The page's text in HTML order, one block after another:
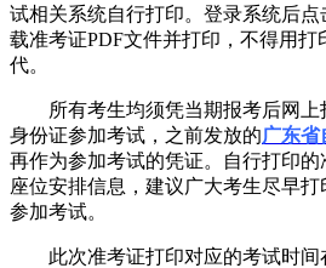
试相关系统自行打印。登录系统后
载准考证PDF文件并打印，不得用
代。
所有考生均须凭当期报考后网上
身份证参加考试，之前发放的广东省
再作为参加考试的凭证。自行打印
座位安排信息，建议广大考生尽早
参加考试。
此次准考证打印对应的考试时间